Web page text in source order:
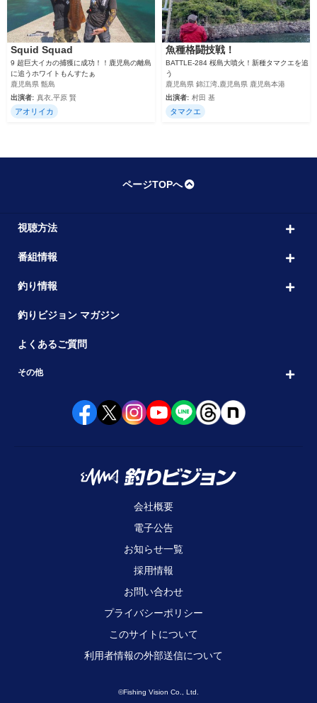
Squid Squad
9 超巨大イカの捕獲に成功！！鹿児島の離島
に追うホワイトもんすたぁ
鹿児島県 甑島
出演者: 真衣,平原 賢
アオリイカ
魚種格闘技戦！
BATTLE-284 桜島大噴火！新種タマクエを追
う
鹿児島県 錦江湾,鹿児島県 鹿児島本港
出演者: 村田 基
タマクエ
ページTOPへ
視聴方法
番組情報
釣り情報
釣りビジョン マガジン
よくあるご質問
その他
会社概要
電子公告
お知らせ一覧
採用情報
お問い合わせ
プライバシーポリシー
このサイトについて
利用者情報の外部送信について
©Fishing Vision Co., Ltd.